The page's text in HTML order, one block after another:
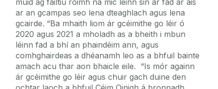
ar an gcampas seo lena dteaghlach agus lena
gcairde. “Ba mhaith liom ár gcéimithe go léir ó
2020 agus 2021 a mholadh as a bheith i mbun
léinn fad a bhí an phaindéim ann, agus
comhghairdeas a dhéanamh leo as a bhfuil bainte
amach acu thar aon bhaicle eile. “Is mór againn
ár gcéimithe go léir agus chuir gach duine den